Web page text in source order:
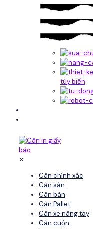
tùy biến
✕
Cân chính xác
Cân sàn
Cân bàn
Cân Pallet
Cân xe nâng tay
Cân cuộn